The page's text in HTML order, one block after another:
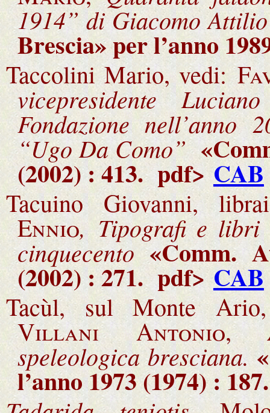
1914” di Giacomo
Brescia» per l’anno
Taccolini Mario, vedi:
vicepresidente
Fondazione nell’anno
“Ugo Da Como”
(2002) : 413.pdf> CAB
Tacuino Giovanni,
Ennio, Tipografi e libri
cinquecento «Comm.
(2002) : 271.pdf>CAB
Tacùl, sul Monte
Villani Antonio,
speleologica bresciana.
l’anno 1973 (1974) : 187.